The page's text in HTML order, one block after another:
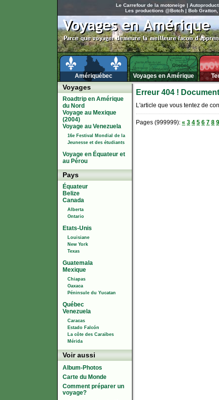
Le Carrefour de la motoneige |
Les productions @Botch| Bob
Amériquébec Voyages en Amérique
Erreur 404 !
L'article que vous tentez de
Pages (999999): « 3 4 5 6 7 8 9
Voyages
Roadtrip en Amérique
du Nord
Voyage au Mexique
(2004)
Voyage au Venezuela
16e Festival Mondial de la
Jeunesse et des étudiants
Voyage en Équateur et
au Pérou
Pays
Équateur
Belize
Canada
Alberta
Ontario
Etats-Unis
Louisiane
New York
Texas
Guatemala
Mexique
Chiapas
Oaxaca
Péninsule du Yucatan
Québec
Venezuela
Caracas
Estado Falcón
La côte des Caraïbes
Mérida
Voir aussi
Album-Photos
Carte du Monde
Comment préparer un
voyage?